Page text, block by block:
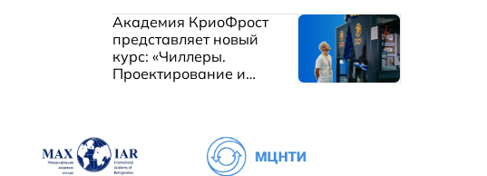
Академия КриоФрост
представляет новый
курс: «Чиллеры.
Проектирование и